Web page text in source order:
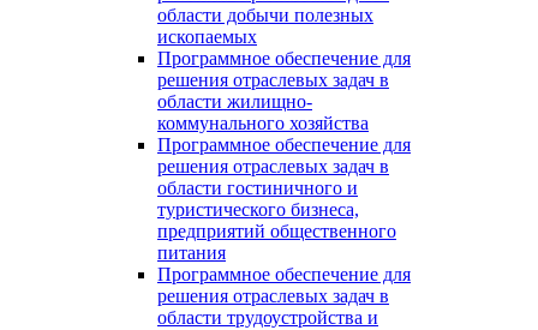
области добычи полезных
ископаемых
Программное обеспечение для
решения отраслевых задач в
области жилищно-
коммунального хозяйства
Программное обеспечение для
решения отраслевых задач в
области гостиничного и
туристического бизнеса,
предприятий общественного
питания
Программное обеспечение для
решения отраслевых задач в
области трудоустройства и